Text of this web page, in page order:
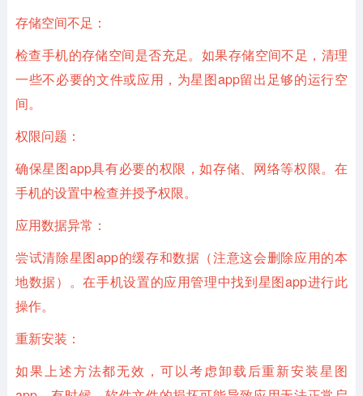
存储空间不足：
检查手机的存储空间是否充足。如果存储空间不足，清理
一些不必要的文件或应用，为星图app留出足够的运行空
间。
权限问题：
确保星图app具有必要的权限，如存储、网络等权限。在
手机的设置中检查并授予权限。
应用数据异常：
尝试清除星图app的缓存和数据（注意这会删除应用的本
地数据）。在手机设置的应用管理中找到星图app进行此
操作。
重新安装：
如果上述方法都无效，可以考虑卸载后重新安装星图